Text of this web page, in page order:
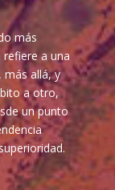
más
a una
más allá, y
a otro,
un punto